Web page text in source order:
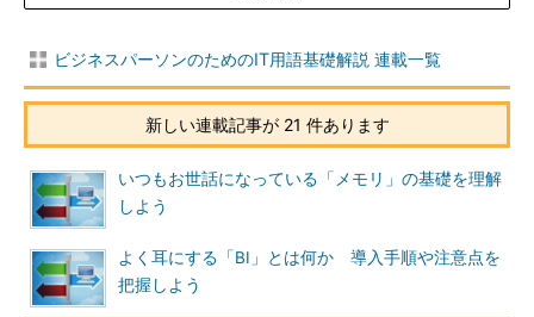
ビジネスパーソンのためのIT用語基礎解説 連載一覧
新しい連載記事が 21 件あります
いつもお世話になっている「メモリ」の基礎を理解
しよう
よく耳にする「BI」とは何か 導入手順や注意点を
把握しよう